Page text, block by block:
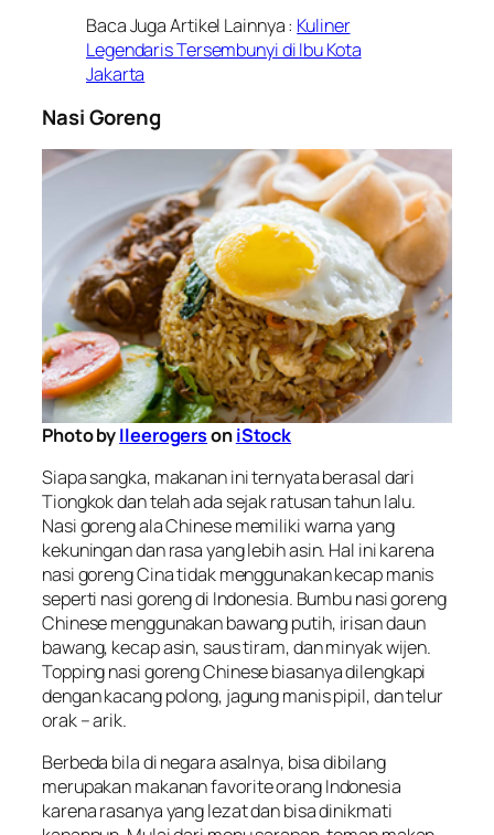
Baca Juga Artikel Lainnya : Kuliner
Legendaris Tersembunyi di Ibu Kota
Jakarta
Nasi Goreng
Photo byIleerogersoniStock
Siapa sangka, makanan ini ternyata berasal dari
Tiongkok dan telah ada sejak ratusan tahun lalu.
Nasi goreng alaChinesememiliki warna yang
kekuningan dan rasa yang lebih asin. Hal ini karena
nasi goreng Cina tidak menggunakan kecap manis
seperti nasi goreng di Indonesia. Bumbu nasi goreng
Chinese menggunakan bawang putih, irisan daun
bawang, kecap asin, saus tiram, dan minyak wijen.
Toppingnasi goreng Chinese biasanya dilengkapi
dengan kacang polong, jagung manis pipil, dan telur
orak – arik.
Berbeda bila di negara asalnya, bisa dibilang
merupakan makananfavoriteorang Indonesia
karena rasanya yang lezat dan bisa dinikmati